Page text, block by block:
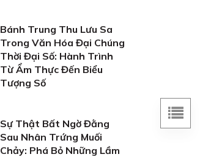
Bánh Trung Thu Lưu Sa
Trong Văn Hóa Đại Chúng
Thời Đại Số: Hành Trình
Từ Ẩm Thực Đến Biểu
Tượng Số
Sự Thật Bất Ngờ Đằng
Sau Nhân Trứng Muối
Chảy: Phá Bỏ Những Lầm